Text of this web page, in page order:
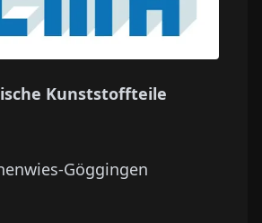
Kunststoffteile
Göggingen